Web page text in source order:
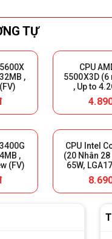
TỰ
,
CPU
5500X3D (6
, Up to
Cache,
,
(FV)
CPU Intel
(20 Nhân
65W,